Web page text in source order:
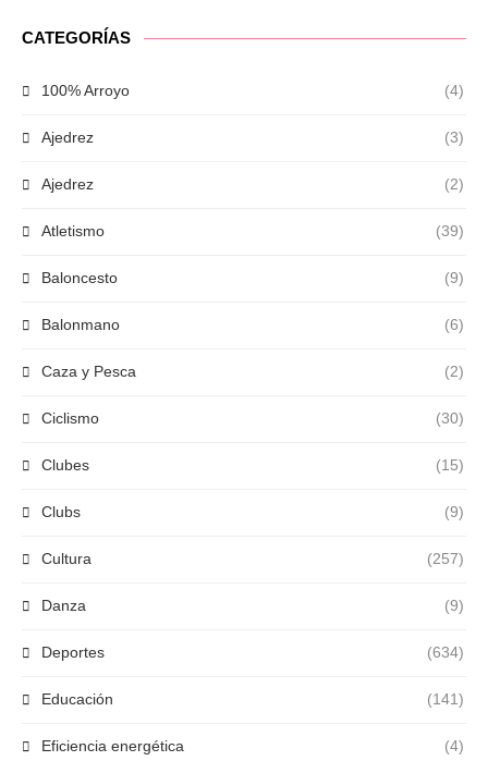
CATEGORÍAS
100% Arroyo (4)
Ajedrez (3)
Ajedrez (2)
Atletismo (39)
Baloncesto (9)
Balonmano (6)
Caza y Pesca (2)
Ciclismo (30)
Clubes (15)
Clubs (9)
Cultura (257)
Danza (9)
Deportes (634)
Educación (141)
Eficiencia energética (4)